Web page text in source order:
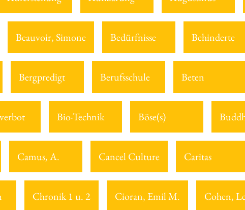
Beauvoir, Simone Bedürfnisse Behinderte
Bergpredigt Berufsschule Beten
Bio-Technik Böse(s)
Camus, A. Cancel Culture Caritas
Chronik 1 u. 2 Cioran, Emil M. Cohen,